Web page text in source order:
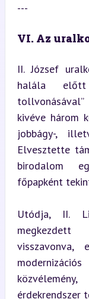
---
VI. Az
II. József
halála előtt
kivéve három
jobbágy-,
Elvesztette
birodalom
főpapként
Utódja, II.
érdekrendszer